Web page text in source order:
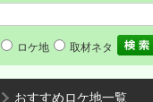
ロケ地 取材ネタ
おすすめロケ地一覧